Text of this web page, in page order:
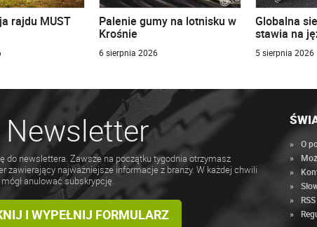
rajdu MUST
Palenie gumy na lotnisku w
Krośnie
6 sierpnia 2026
Globalna
stawia na
5 sierpnia 2026
Newsletter
do newslettera. Zawsze na początku tygodnia otrzymasz
zawierający najważniejsze informacje z branży. W każdej chwili
anulować subskrypcję.
I WYPEŁNIJ FORMULARZ
O
RSS